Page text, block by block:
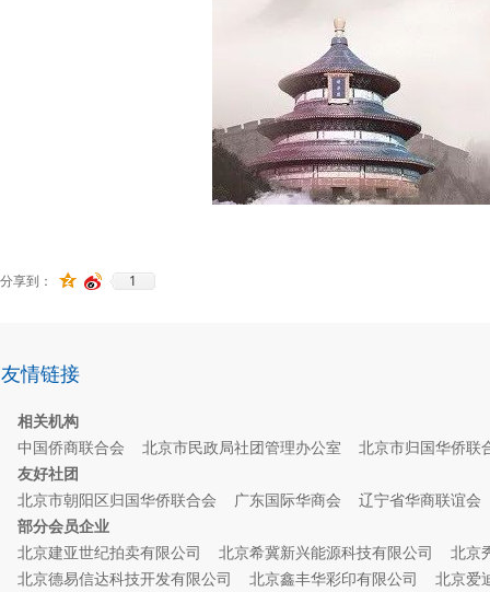
分享到： 1
相关机构
中国侨商联合会
北京市民政局社团管理办公室
北京市归国华侨联
友好社团
北京市朝阳区归国华侨联合会
广东国际华商会 辽宁省华商联谊
部分会员企业
北京建亚世纪拍卖有限公司
北京希冀新兴能源科技有限公司
北京
北京德易信达科技开发有限公司
北京鑫丰华彩印有限公司 北京爱
友情链接